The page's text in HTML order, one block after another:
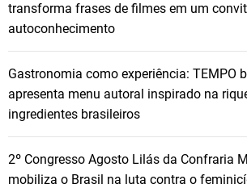
transforma frases de filmes em um
autoconhecimento
Gastronomia como experiência: TEMPO
apresenta menu autoral inspirado na
ingredientes brasileiros
2º Congresso Agosto Lilás da Confraria
mobiliza o Brasil na luta contra o